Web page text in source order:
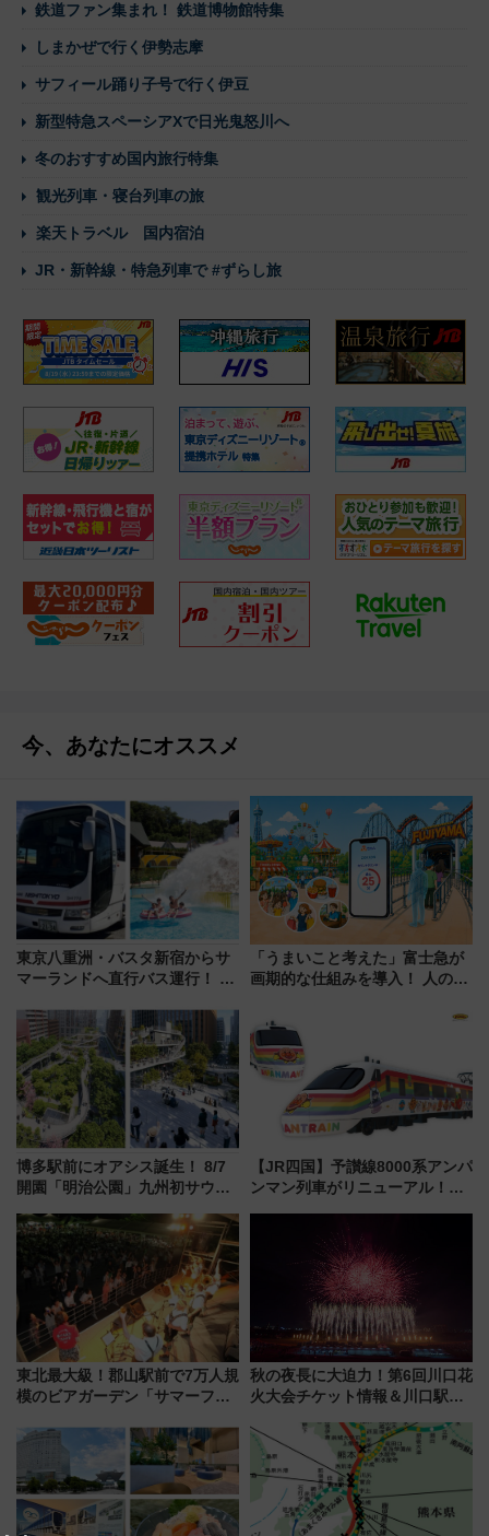
鉄道ファン集まれ！ 鉄道博物館特集
しまかぜで行く伊勢志摩
サフィール踊り子号で行く伊豆
新型特急スペーシアXで日光鬼怒川へ
冬のおすすめ国内旅行特集
観光列車・寝台列車の旅
楽天トラベル 国内宿泊
JR・新幹線・特急列車で #ずらし旅
今、あなたにオススメ
東京八重洲・バスタ新宿からサ
マーランドへ直行バス運行！ お
推し活を楽しもう！（2026年
8/1～31）
「うまいこと考えた」富士急が
画期的な仕組みを導入！ 人のか
ん」始動
博多駅前にオアシス誕生！ 8/7
開園「明治公園」九州初サウナ
品グルメ登場で駅前の過ごし方
はどう変わる？
【JR四国】予讃線8000系アンパ
ンマン列車がリニューアル！内
東北最大級！郡山駅前で7万人規
模のビアガーデン「サマーフェ
7/24-26開催！ 有料席はJRE
MALLで予約可能
秋の夜長に大迫力！第6回川口花
火大会チケット情報＆川口駅か